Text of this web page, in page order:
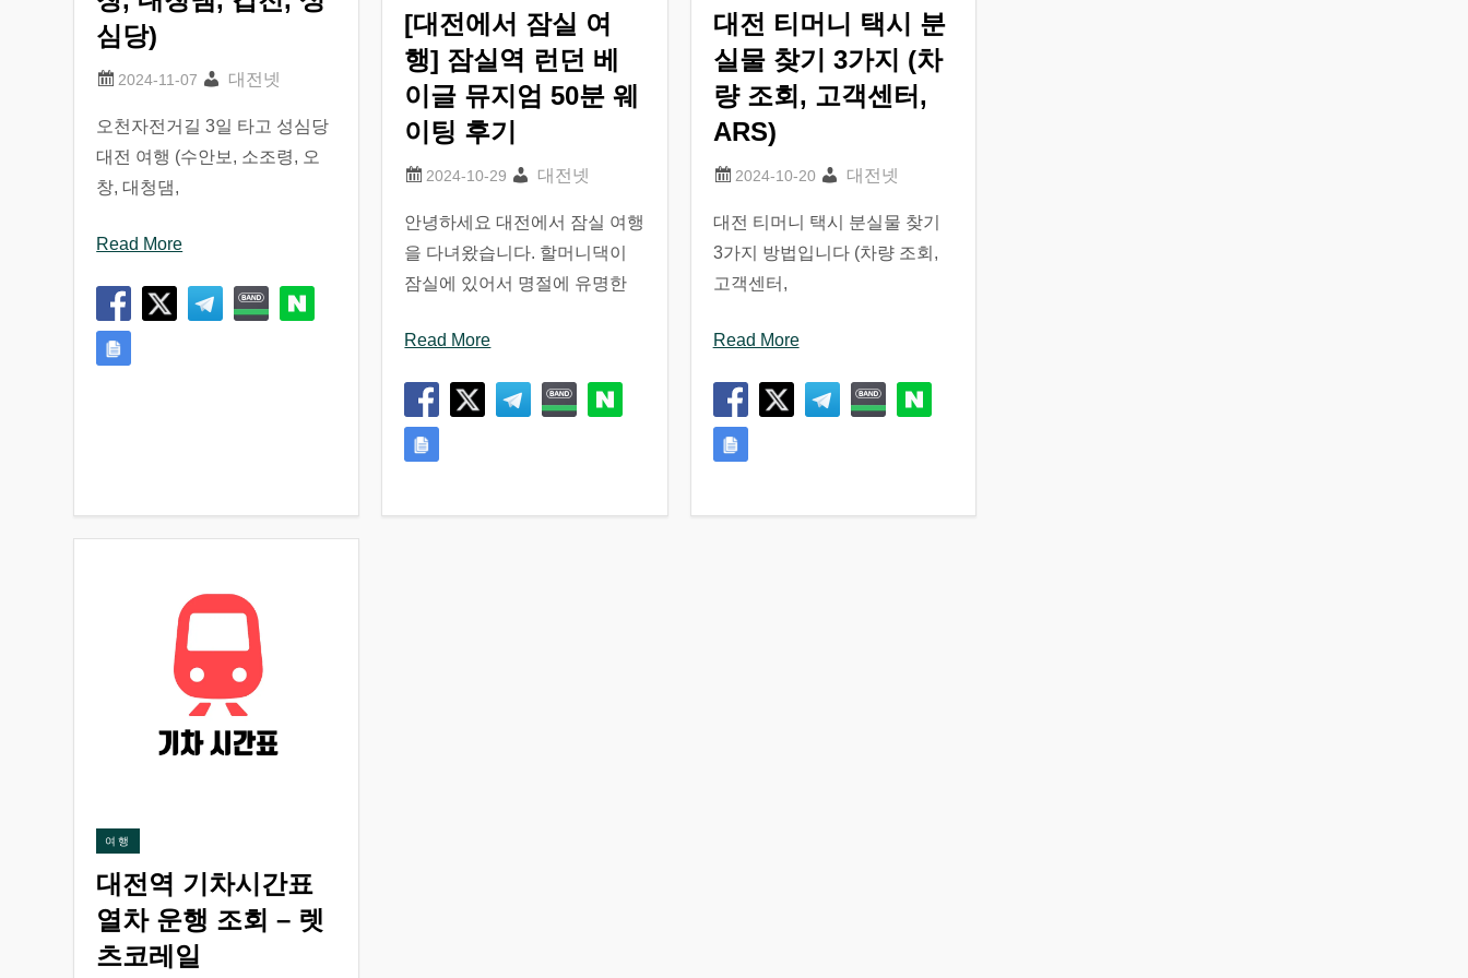
심당)
대전넷
오천자전거길 3일 타고 성심당
대전 여행 (수안보, 소조령, 오
창, 대청댐,
Read More
[대전에서 잠실 여
행] 잠실역 런던 베
이글 뮤지엄 50분 웨
이팅 후기
대전넷
안녕하세요 대전에서 잠실 여행
을 다녀왔습니다. 할머니댁이
잠실에 있어서 명절에 유명한
Read More
대전 티머니 택시 분
실물 찾기 3가지 (차
량 조회, 고객센터,
ARS)
대전넷
대전 티머니 택시 분실물 찾기
3가지 방법입니다 (차량 조회,
고객센터,
Read More
여행
대전역 기차시간표
열차 운행 조회 – 렛
츠코레일